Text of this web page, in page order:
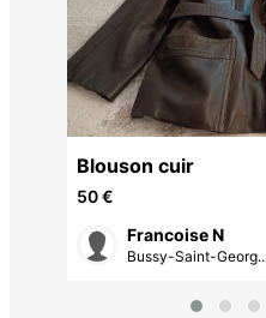
Blouson cuir
50 €
Francoise N
Bussy-Saint-